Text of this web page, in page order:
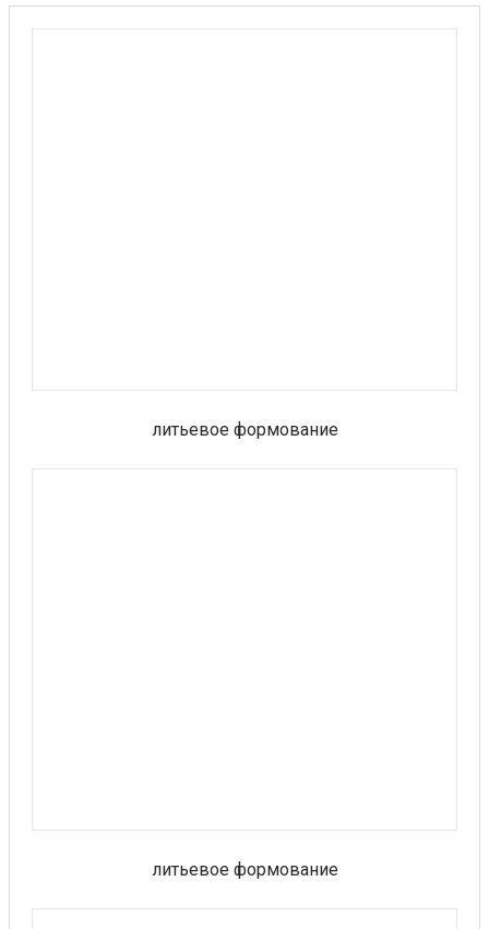
литьевое формование
литьевое формование